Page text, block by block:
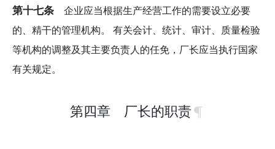
第十七条 企业应当根据生产经营工作的需要设立必要
的、精干的管理机构。 有关会计、统计、审计、质量检验
等机构的调整及其主要负责人的任免，厂长应当执行国家
有关规定。
第四章 厂长的职责